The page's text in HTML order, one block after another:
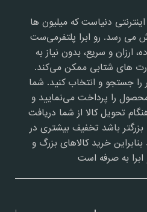
دنیاست که میلیون ها
می رسد. رو ابرا پلتفرمی‌ست
ارزان و سریع، بدون نیاز به
های شتابی ممکن می‌کند.
جستجو و انتخاب کنید. شما
را پرداخت می‌نمایید و
تحویل کالا از شما دریافت
باشد تخفیف بیشتری در
خرید کالاهای بزرگ و
به صرفه است